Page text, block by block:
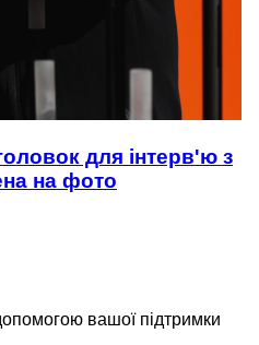
для інтерв'ю з
на фото
вашої підтримки